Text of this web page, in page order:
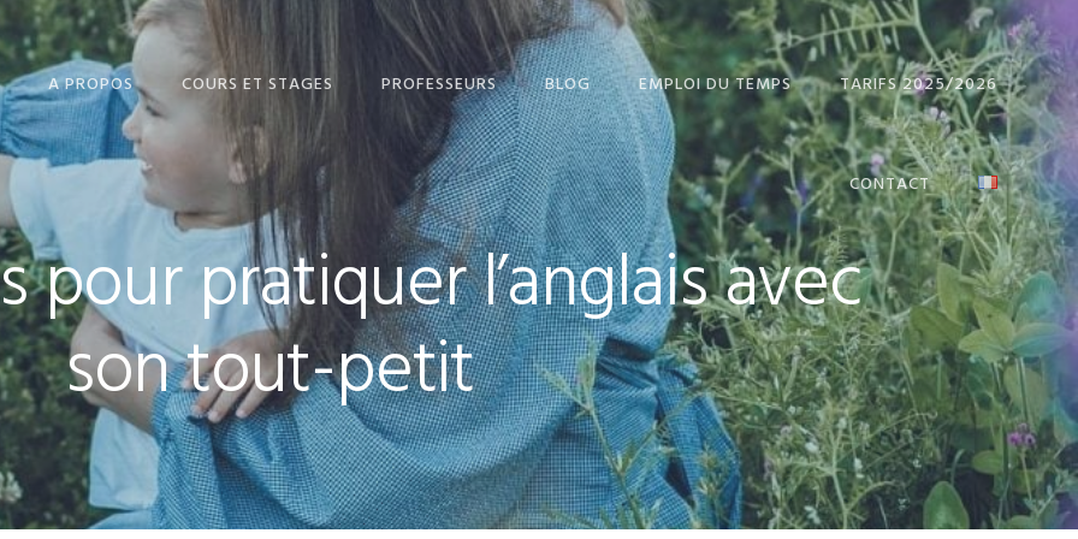
A PROPOS COURS ET STAGES
PLAYTIME (2-5 ANS)
PUPPET (5–8 ANS)
CAMBRIDGE ENGLISH
YOUNG LEARNERS (8-
11 ANS)
CAMBRIDGE ENGLISH
IN MIND (12– 16 ANS)
EXAMENS DE
CAMBRIDGE
FIRST CERTIFICATE IN
ENGLISH
CERTIFICATE IN
ADVANCED ENGLISH
SUMMERTIME
PROFESSEURS
VESNA
JOANNA
TAZARA
SUPRIYA
BLOG EMPLOI DU TEMPS TARIFS 2025/2026
CONTACT
pour pratiquer l’anglais avec
son tout-petit